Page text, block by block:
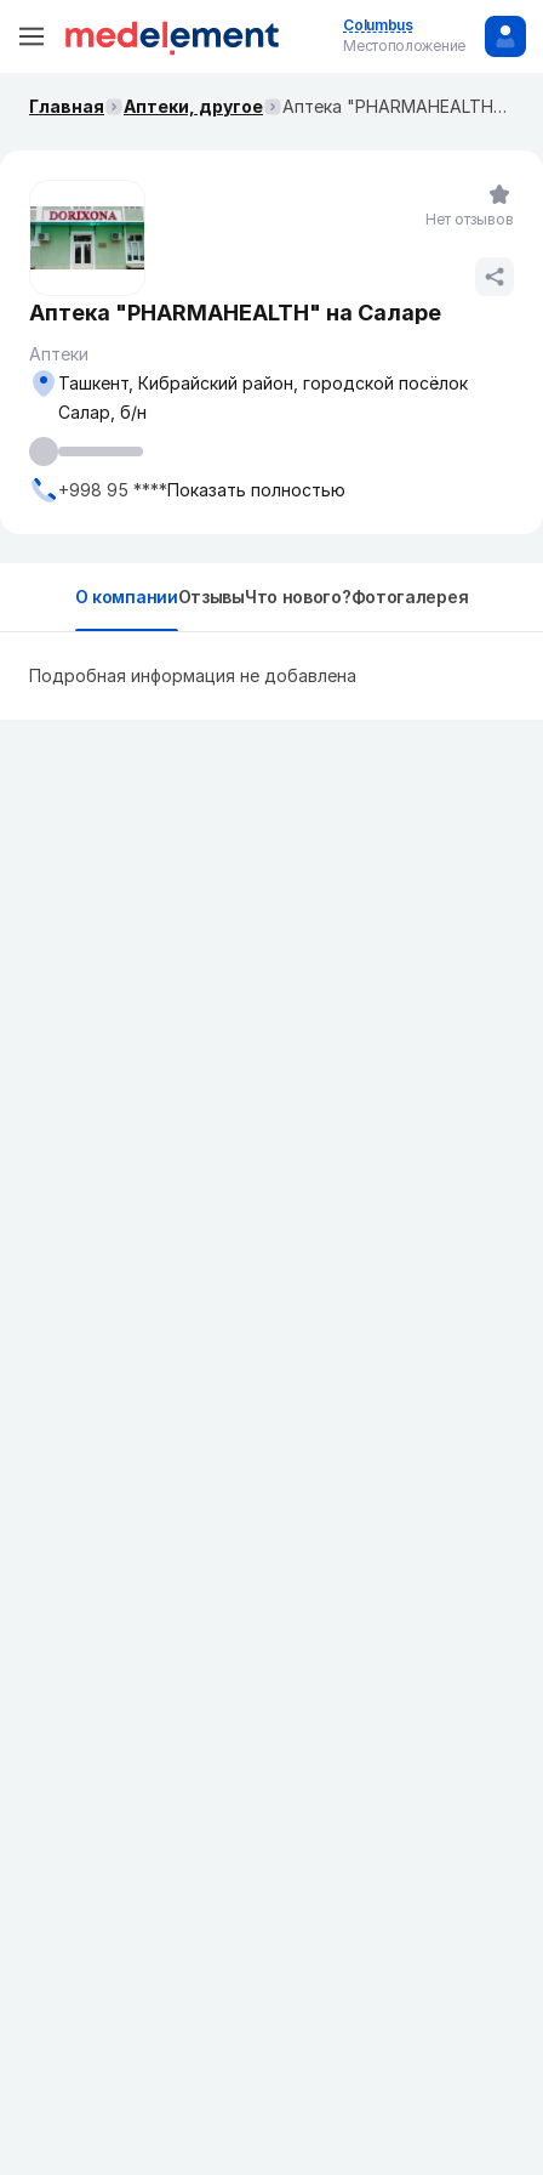
Columbus
Местоположение
Главная Аптеки, другое Аптека "PHARMAHEALTH" на Саларе
Аптека "PHARMAHEALTH" на Саларе
Аптеки
Ташкент, Кибрайский район, городской посёлок
Салар, б/н
+998 95 ****Показать полностью
Нет отзывов
О компанииОтзывыЧто нового?Фотогалерея
Подробная информация не добавлена